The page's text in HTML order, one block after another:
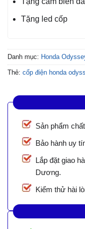
Tặng led cốp
Danh mục: Honda
Thẻ: cốp điện honda
Sản phẩm
Bảo hành uy
Lắp đặt giao
Dương.
Kiểm thử hài